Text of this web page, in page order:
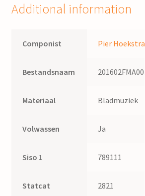
Additional information
Componist Pier Hoekstra
Bestandsnaam 201602FMA003
Materiaal Bladmuziek
Volwassen Ja
Siso 1 789111
Statcat 2821